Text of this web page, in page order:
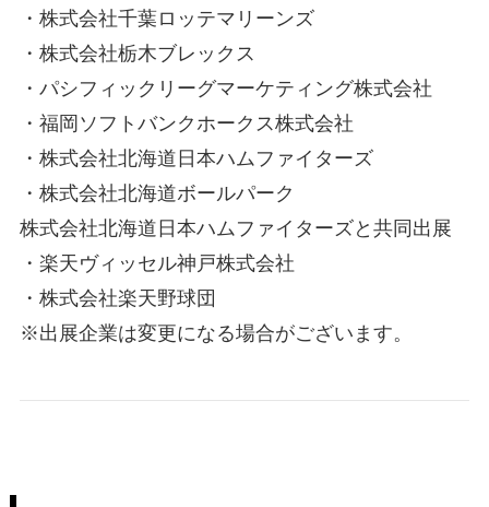
・株式会社千葉ロッテマリーンズ
・株式会社栃木ブレックス
・パシフィックリーグマーケティング株式会社
・福岡ソフトバンクホークス株式会社
・株式会社北海道日本ハムファイターズ
・株式会社北海道ボールパーク
株式会社北海道日本ハムファイターズと共同出展
・楽天ヴィッセル神戸株式会社
・株式会社楽天野球団
※出展企業は変更になる場合がございます。